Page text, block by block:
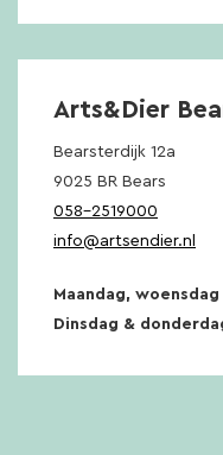
Arts&Dier
Bearsterdijk 12a
9025 BR Bears
058-2519000
info@artsendier.nl
Maandag,
Dinsdag &